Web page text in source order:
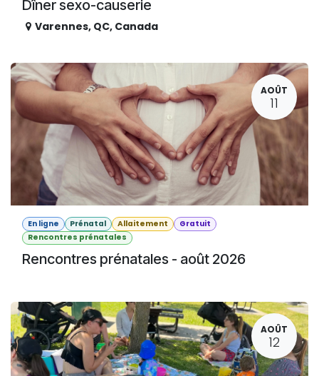
Dîner sexo-causerie
Varennes, QC, Canada
AOÛT
11
En ligne Prénatal Allaitement
Gratuit
Rencontres prénatales
Rencontres prénatales - août 2026
AOÛT
12